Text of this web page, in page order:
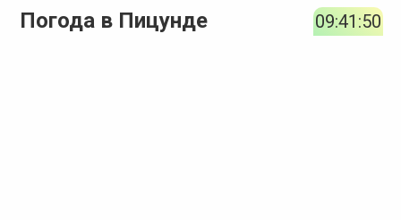
Погода в Пицунде 09:41:51